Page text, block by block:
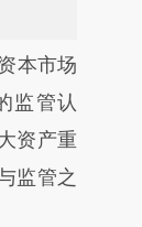
第三方
章
炼总结
不代表
本市场
监管认
资产重
监管之